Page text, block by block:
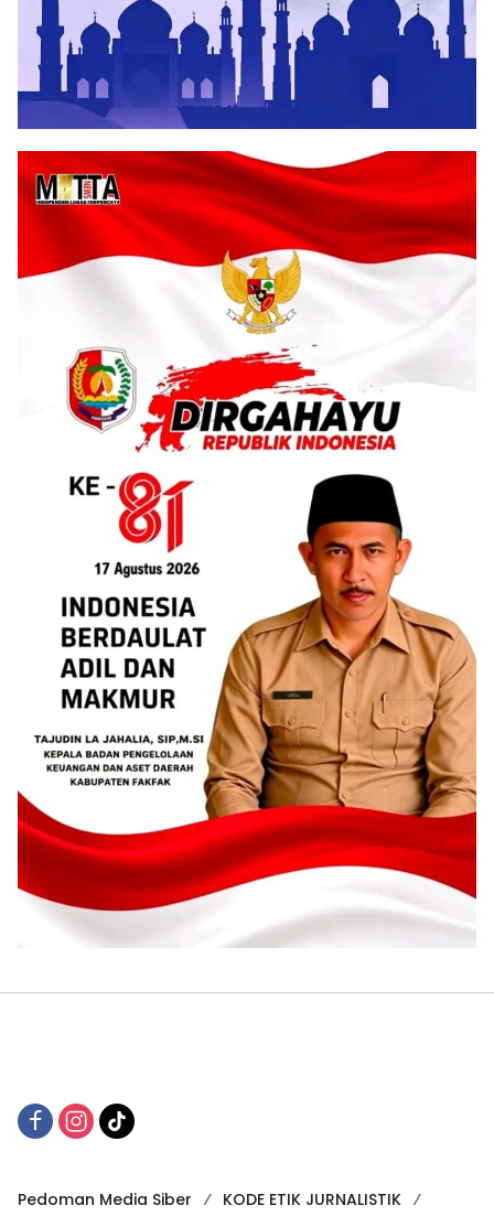
Pedoman Media Siber KODE ETIK JURNALISTIK